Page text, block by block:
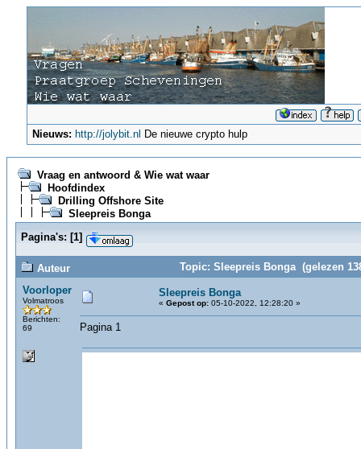
Nieuws: http://jolybit.nl De nieuwe crypto hulp
Vraag en antwoord & Wie wat waar
Hoofdindex
Drilling Offshore Site
Sleepreis Bonga
Pagina's: [1]
Auteur
Topic: Sleepreis Bonga (gelezen
Voorloper
Volmatroos
Berichten:
69
Sleepreis Bonga
« Gepost op: 05-10-2022, 12:28:20 »
Pagina 1